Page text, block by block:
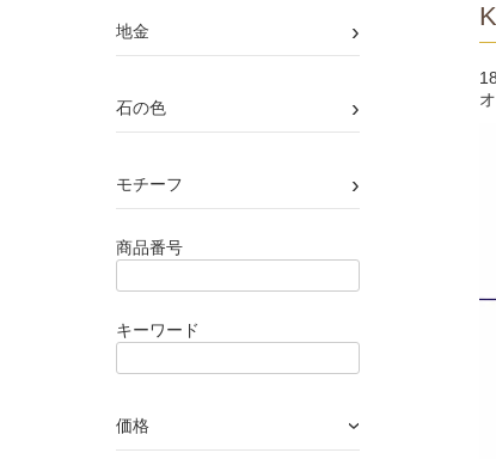
地金 ›
石の色 ›
モチーフ ›
商品番号
キーワード
価格 ›